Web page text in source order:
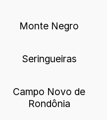
Monte Negro
Seringueiras
Campo Novo de
Rondônia